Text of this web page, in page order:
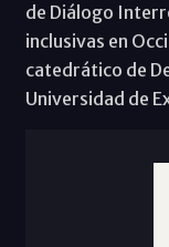
de Diálogo
inclusivas en
catedrático de
Universidad de